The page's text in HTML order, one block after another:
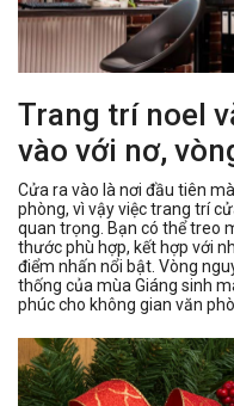
Trang trí noel
vào với nơ,
Cửa ra vào là nơi đầu tiên
phòng, vì vậy việc trang trí
quan trọng. Bạn có thể treo
thước phù hợp, kết hợp với
điểm nhấn nổi bật. Vòng
thống của mùa Giáng sinh
phúc cho không gian văn